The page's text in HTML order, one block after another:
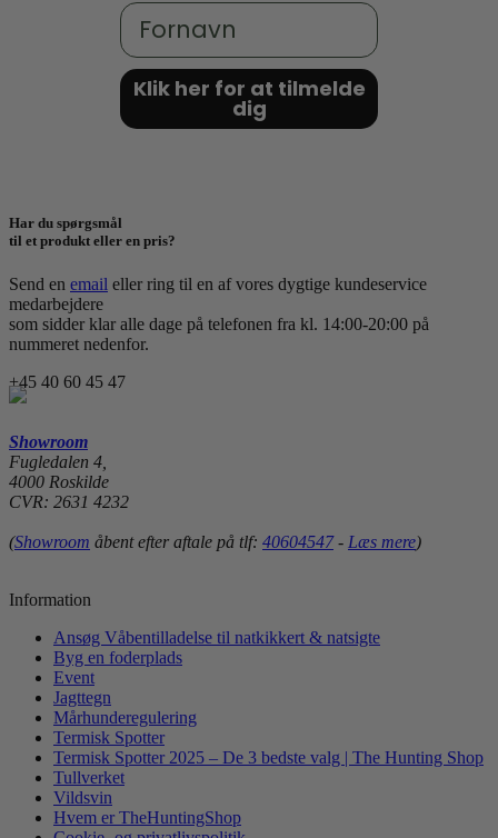
Fornavn
Klik her for at tilmelde
dig
Har du spørgsmål
til et produkt eller en pris?
Send en email eller ring til en af vores dygtige kundeservice
medarbejdere
som sidder klar alle dage på telefonen fra kl. 14:00-20:00 på
nummeret nedenfor.
+45 40 60 45 47
Showroom
Fugledalen 4,
4000 Roskilde
CVR: 2631 4232
(Showroom åbent efter aftale på tlf: 40604547- Læs mere)
Information
Ansøg Våbentilladelse til natkikkert & natsigte
Byg en foderplads
Event
Jagttegn
Mårhunderegulering
Termisk Spotter
Termisk Spotter 2025 – De 3 bedste valg | The Hunting Shop
Tullverket
Vildsvin
Hvem er TheHuntingShop